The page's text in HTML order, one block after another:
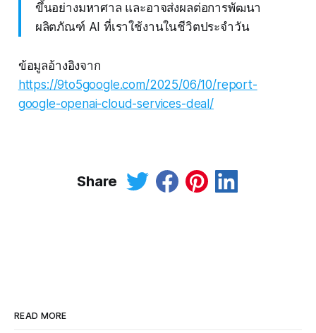
ขึ้นอย่างมหาศาล และอาจส่งผลต่อการพัฒนา
ผลิตภัณฑ์ AI ที่เราใช้งานในชีวิตประจำวัน
ข้อมูลอ้างอิงจาก
https://9to5google.com/2025/06/10/report-
google-openai-cloud-services-deal/
Share
READ MORE